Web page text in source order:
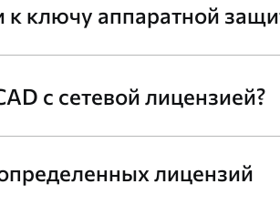
к ключу аппаратной
с сетевой лицензией?
лицензий